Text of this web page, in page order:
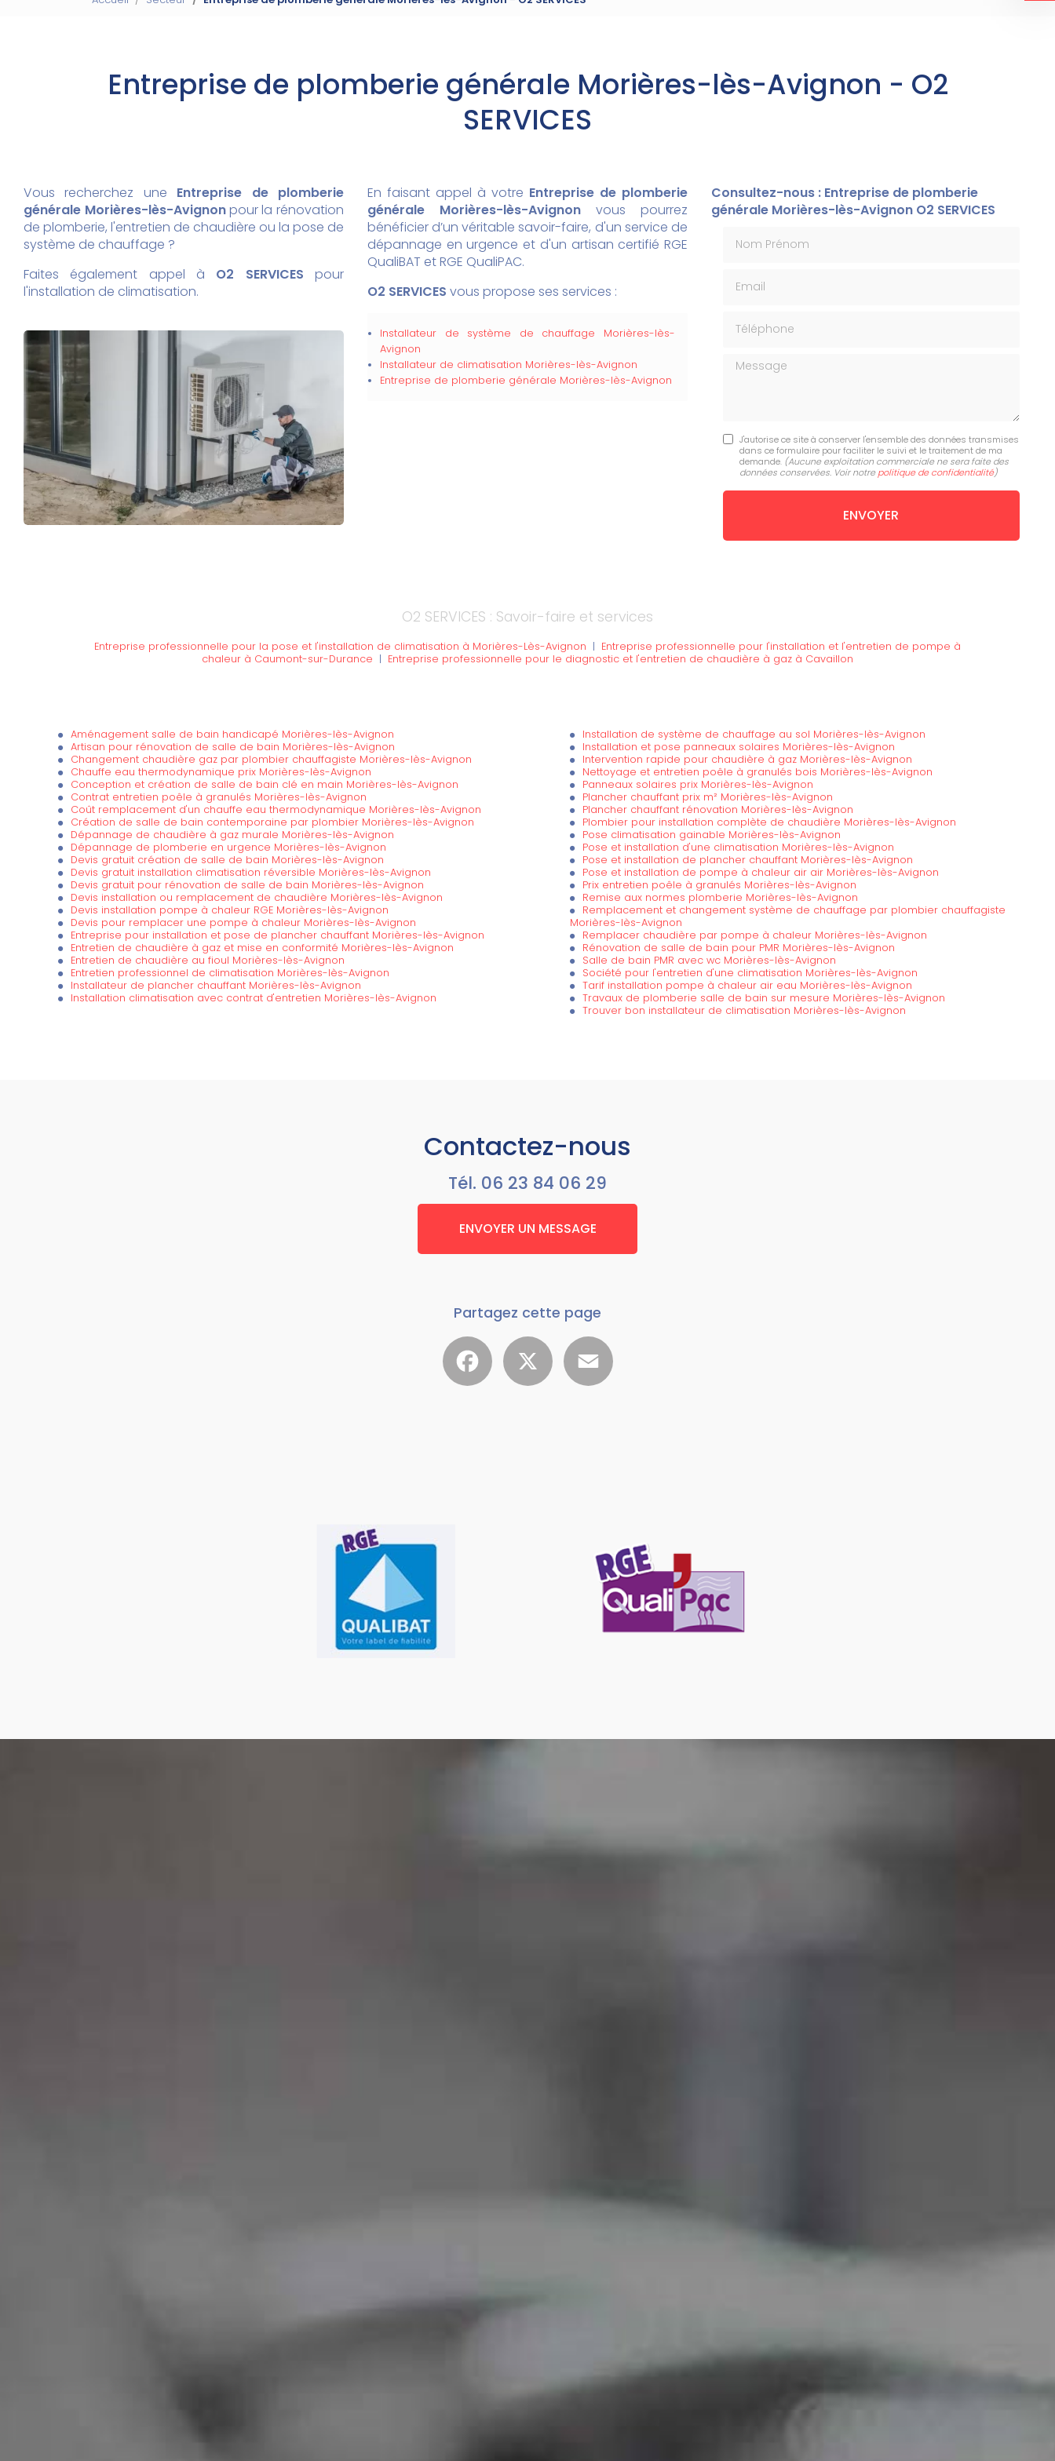
Entreprise de plomberie générale Morières-lès-Avignon - O2
SERVICES
Vous recherchez une Entreprise de plomberie
générale Morières-lès-Avignonpour la rénovation
de plomberie, l'entretien de chaudière ou la pose de
système de chauffage ?
Faites également appel à O2 SERVICES pour
l'installation de climatisation.
En faisant appel à votre Entreprise de plomberie
générale
Morières-lès-Avignonvous pourrez
bénéficier d’un véritable savoir-faire, d'un service de
dépannage en urgence et d'un artisan certifié RGE
QualiBAT et RGE QualiPAC.
O2 SERVICES vous propose ses services :
Installateur de système de chauffage Morières-lès-
Avignon
Installateur de climatisation Morières-lès-Avignon
Entreprise de plomberie générale Morières-lès-Avignon
Consultez-nous : Entreprise de plomberie
générale Morières-lès-Avignon O2 SERVICES
Message
J'autorise ce site à conserver l'ensemble des données transmises
dans ce formulaire pour faciliter le suivi et le traitement de ma
demande. (Aucune exploitation commerciale ne sera faite des
données conservées. Voir notre politique de confidentialité)
O2 SERVICES : Savoir-faire et services
Entreprise professionnelle pour la pose et l'installation de climatisation à Morières-Lès-Avignon | Entreprise professionnelle pour l'installation et l'entretien de pompe à
chaleur à Caumont-sur-Durance | Entreprise professionnelle pour le diagnostic et l'entretien de chaudière à gaz à Cavaillon
Aménagement salle de bain handicapé Morières-lès-Avignon
Artisan pour rénovation de salle de bain Morières-lès-Avignon
Changement chaudière gaz par plombier chauffagiste Morières-lès-Avignon
Chauffe eau thermodynamique prix Morières-lès-Avignon
Conception et création de salle de bain clé en main Morières-lès-Avignon
Contrat entretien poêle à granulés Morières-lès-Avignon
Coût remplacement d'un chauffe eau thermodynamique Morières-lès-Avignon
Création de salle de bain contemporaine par plombier Morières-lès-Avignon
Dépannage de chaudière à gaz murale Morières-lès-Avignon
Dépannage de plomberie en urgence Morières-lès-Avignon
Devis gratuit création de salle de bain Morières-lès-Avignon
Devis gratuit installation climatisation réversible Morières-lès-Avignon
Devis gratuit pour rénovation de salle de bain Morières-lès-Avignon
Devis installation ou remplacement de chaudière Morières-lès-Avignon
Devis installation pompe à chaleur RGE Morières-lès-Avignon
Devis pour remplacer une pompe à chaleur Morières-lès-Avignon
Entreprise pour installation et pose de plancher chauffant Morières-lès-Avignon
Entretien de chaudière à gaz et mise en conformité Morières-lès-Avignon
Entretien de chaudière au fioul Morières-lès-Avignon
Entretien professionnel de climatisation Morières-lès-Avignon
Installateur de plancher chauffant Morières-lès-Avignon
Installation climatisation avec contrat d'entretien Morières-lès-Avignon
Installation de système de chauffage au sol Morières-lès-Avignon
Installation et pose panneaux solaires Morières-lès-Avignon
Intervention rapide pour chaudière à gaz Morières-lès-Avignon
Nettoyage et entretien poêle à granulés bois Morières-lès-Avignon
Panneaux solaires prix Morières-lès-Avignon
Plancher chauffant prix m² Morières-lès-Avignon
Plancher chauffant rénovation Morières-lès-Avignon
Plombier pour installation complète de chaudière Morières-lès-Avignon
Pose climatisation gainable Morières-lès-Avignon
Pose et installation d'une climatisation Morières-lès-Avignon
Pose et installation de plancher chauffant Morières-lès-Avignon
Pose et installation de pompe à chaleur air air Morières-lès-Avignon
Prix entretien poêle à granulés Morières-lès-Avignon
Remise aux normes plomberie Morières-lès-Avignon
Remplacement et changement système de chauffage par plombier chauffagiste
Morières-lès-Avignon
Remplacer chaudière par pompe à chaleur Morières-lès-Avignon
Rénovation de salle de bain pour PMR Morières-lès-Avignon
Salle de bain PMR avec wc Morières-lès-Avignon
Société pour l'entretien d'une climatisation Morières-lès-Avignon
Tarif installation pompe à chaleur air eau Morières-lès-Avignon
Travaux de plomberie salle de bain sur mesure Morières-lès-Avignon
Trouver bon installateur de climatisation Morières-lès-Avignon
Contactez-nous
Tél. 06 23 84 06 29
ENVOYER UN MESSAGE
Partagez cette page
Facebook